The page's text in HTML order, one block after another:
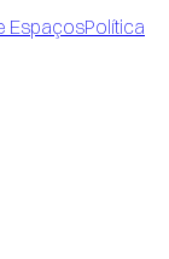
EspaçosPolítica